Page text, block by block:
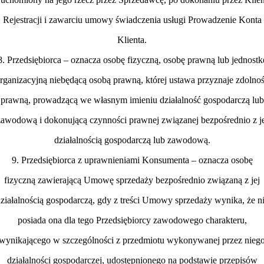
Rejestracji i zawarciu umowy świadczenia usługi Prowadzenie Konta
Klienta.
Przedsiębiorca – oznacza osobę fizyczną, osobę prawną lub
niebędącą osobą prawną, której ustawa przyznaje
prawną, prowadzącą we własnym imieniu działalność gospodarczą lub
i dokonującą czynności prawnej związanej bezpośrednio z
działalnością gospodarczą lub zawodową.
9. Przedsiębiorca z uprawnieniami Konsumenta – oznacza osobę
fizyczną zawierającą Umowę sprzedaży bezpośrednio związaną z jej
gospodarczą, gdy z treści Umowy sprzedaży wynika, że
posiada ona dla tego Przedsiębiorcy zawodowego charakteru,
w szczególności z przedmiotu wykonywanej przez
działalności gospodarczej, udostępnionego na podstawie przepisów